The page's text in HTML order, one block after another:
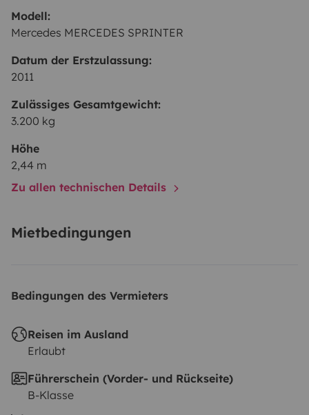
Modell:
Mercedes MERCEDES SPRINTER
Datum der Erstzulassung:
2011
Zulässiges Gesamtgewicht:
3.200 kg
Höhe
2,44 m
Zu allen technischen Details
Mietbedingungen
Bedingungen des Vermieters
Reisen im Ausland
Erlaubt
Führerschein (Vorder- und Rückseite)
B-Klasse